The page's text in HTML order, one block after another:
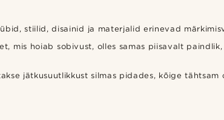
stiilid, disainid ja materjalid erinevad
mis hoiab sobivust, olles samas piisavalt
jätkusuutlikkust silmas pidades, kõige tähtsam